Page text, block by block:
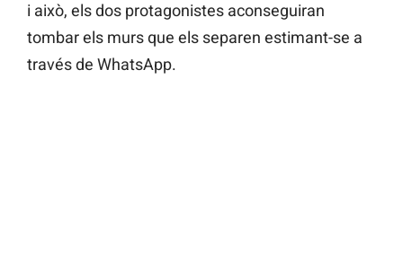
i això, els dos protagonistes aconseguiran
tombar els murs que els separen estimant-se a
través de WhatsApp.